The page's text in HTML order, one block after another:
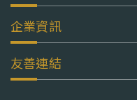
企業資訊
友善連結